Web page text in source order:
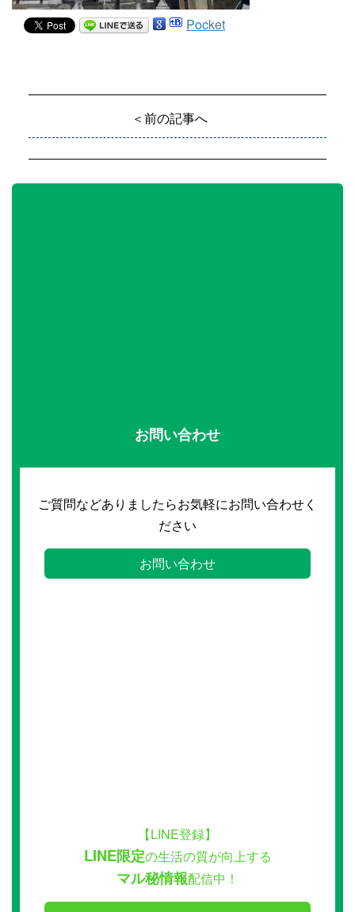
Pocket
＜前の記事へ
お問い合わせ
ご質問などありましたらお気軽にお問い合わせく
ださい
お問い合わせ
【LINE登録】
LINE限定の生活の質が向上する
マル秘情報配信中！